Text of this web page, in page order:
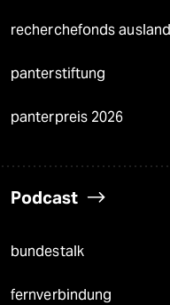
recherchefonds ausland
panterstiftung
panterpreis 2026
Podcast
bundestalk
fernverbindung